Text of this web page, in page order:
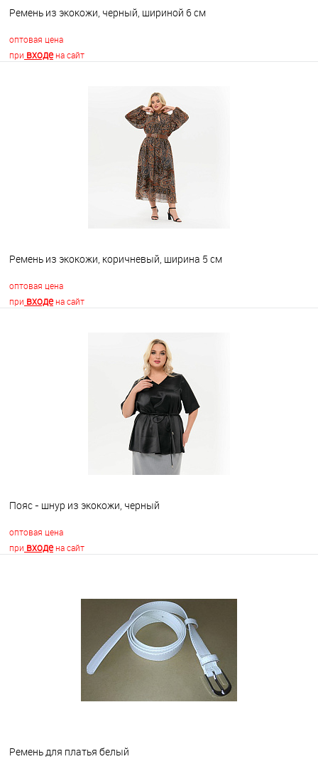
Ремень из экокожи, черный, шириной 6 см
оптовая цена
при входена сайт
В корзину
Ремень из экокожи, коричневый, ширина 5 см
оптовая цена
при входена сайт
В корзину
Пояс - шнур из экокожи, черный
оптовая цена
при входена сайт
Недоступно
Ремень для платья белый